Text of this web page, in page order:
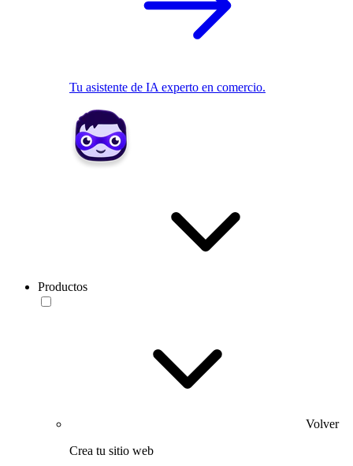
Tu asistente de IA experto en comercio.
Productos
Volver
Crea tu sitio web